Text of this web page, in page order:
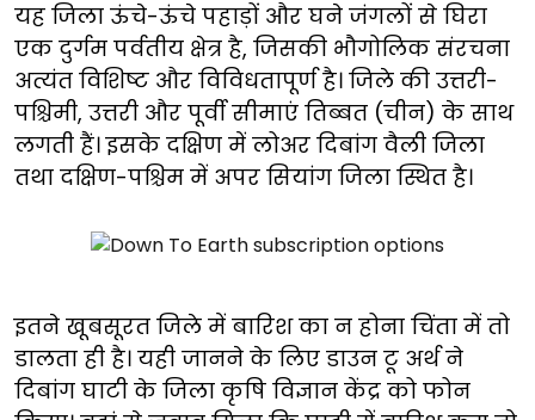
यह जिला ऊंचे-ऊंचे पहाड़ों और घने जंगलों से घिरा
एक दुर्गम पर्वतीय क्षेत्र है, जिसकी भौगोलिक संरचना
अत्यंत विशिष्ट और विविधतापूर्ण है। जिले की उत्तरी-
पश्चिमी, उत्तरी और पूर्वी सीमाएं तिब्बत (चीन) के साथ
लगती हैं। इसके दक्षिण में लोअर दिबांग वैली जिला
तथा दक्षिण-पश्चिम में अपर सियांग जिला स्थित है।
इतने खूबसूरत जिले में बारिश का न होना चिंता में तो
डालता ही है। यही जानने के लिए डाउन टू अर्थ ने
दिबांग घाटी के जिला कृषि विज्ञान केंद्र को फोन